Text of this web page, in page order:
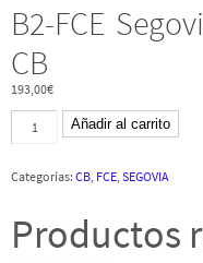
B2-FCE
CB
193,00€
B2-
Segovia
21
CB
cantidad
Añadir al carrito
Categorías: CB, FCE,SEGOVIA
Productos